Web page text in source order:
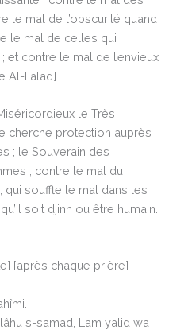
le mal de l’obscurité quand
le mal de celles qui
contre le mal de l’envieux
Al-Falaq]
le Très
cherche protection auprès
; le Souverain des
; contre le mal du
qui souffle le mal dans les
soit djinn ou être humain.
[après chaque prière]
s-samad, Lam yalid wa